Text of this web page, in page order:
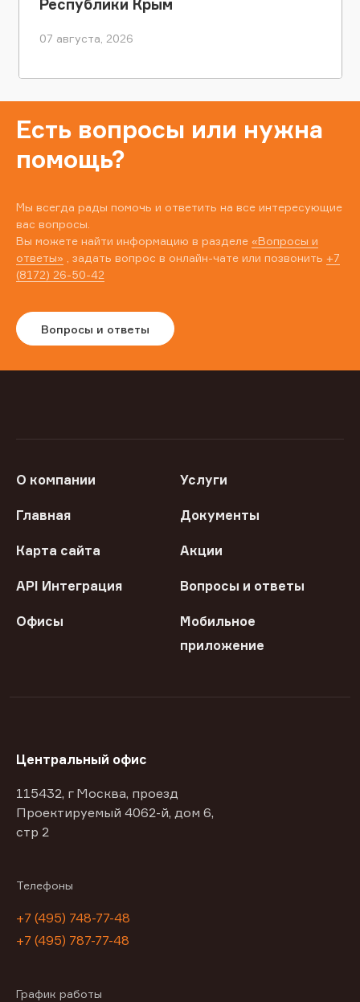
Республики Крым
07 августа, 2026
Есть вопросы или нужна
помощь?
Мы всегда рады помочь и ответить на все интересующие
вас вопросы.
Вы можете найти информацию в разделе «Вопросы и
ответы» , задать вопрос в онлайн-чате или позвонить +7
(8172) 26-50-42
Вопросы и ответы
О компании Услуги
Главная Документы
Карта сайта Акции
API Интеграция Вопросы и ответы
Офисы
Мобильное
приложение
Центральный офис
115432, г Москва, проезд
Проектируемый 4062-й, дом 6,
стр 2
Телефоны
+7 (495) 748-77-48
+7 (495) 787-77-48
График работы